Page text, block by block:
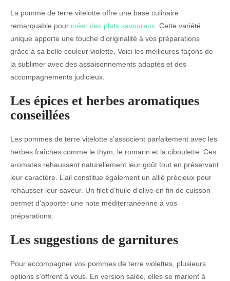
La pomme de terre vitelotte offre une base culinaire
remarquable pour créer des plats savoureux . Cette variété
unique apporte une touche d’originalité à vos préparations
grâce à sa belle couleur violette. Voici les meilleures façons de
la sublimer avec des assaisonnements adaptés et des
accompagnements judicieux.
Les épices et herbes aromatiques
conseillées
Les pommes de terre vitelotte s’associent parfaitement avec les
herbes fraîches comme le thym, le romarin et la ciboulette. Ces
aromates rehaussent naturellement leur goût tout en préservant
leur caractère. L’ail constitue également un allié précieux pour
rehausser leur saveur. Un filet d’huile d’olive en fin de cuisson
permet d’apporter une note méditerranéenne à vos
préparations.
Les suggestions de garnitures
Pour accompagner vos pommes de terre violettes, plusieurs
options s’offrent à vous. En version salée, elles se marient à